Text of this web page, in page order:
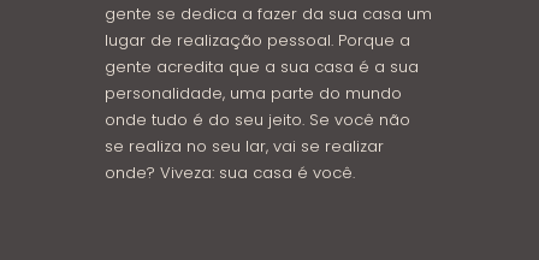
gente se dedica a fazer da sua casa um
lugar de realização pessoal. Porque a
gente acredita que a sua casa é a sua
personalidade, uma parte do mundo
onde tudo é do seu jeito. Se você não
se realiza no seu lar, vai se realizar
onde? Viveza: sua casa é você.